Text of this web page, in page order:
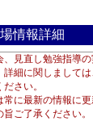
情報詳細
、見直し勉強指導
詳細に関しまして
さい。
常に最新の情報に
ご了承ください。